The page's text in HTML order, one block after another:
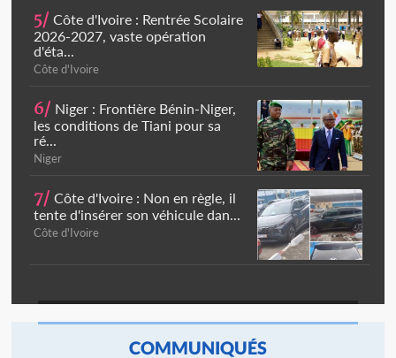
5/ Côte d'Ivoire : Rentrée Scolaire
2026-2027, vaste opération
d'éta...
Côte d'Ivoire
6/ Niger : Frontière Bénin-Niger,
les conditions de Tiani pour sa
ré...
Niger
7/ Côte d'Ivoire : Non en règle, il
tente d'insérer son véhicule dan...
Côte d'Ivoire
COMMUNIQUÉS